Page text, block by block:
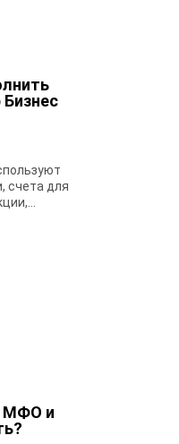
счета для
МФО и